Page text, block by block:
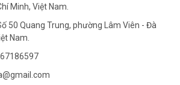
Minh, Việt Nam.
50 Quang Trung, phường Lâm Viên - Đà
Nam.